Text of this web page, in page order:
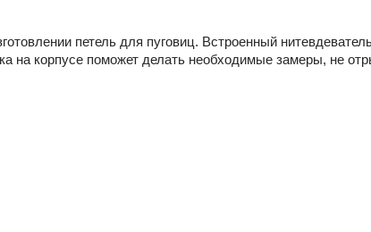
петель для пуговиц. Встроенный
на корпусе поможет делать необходимые замеры, не